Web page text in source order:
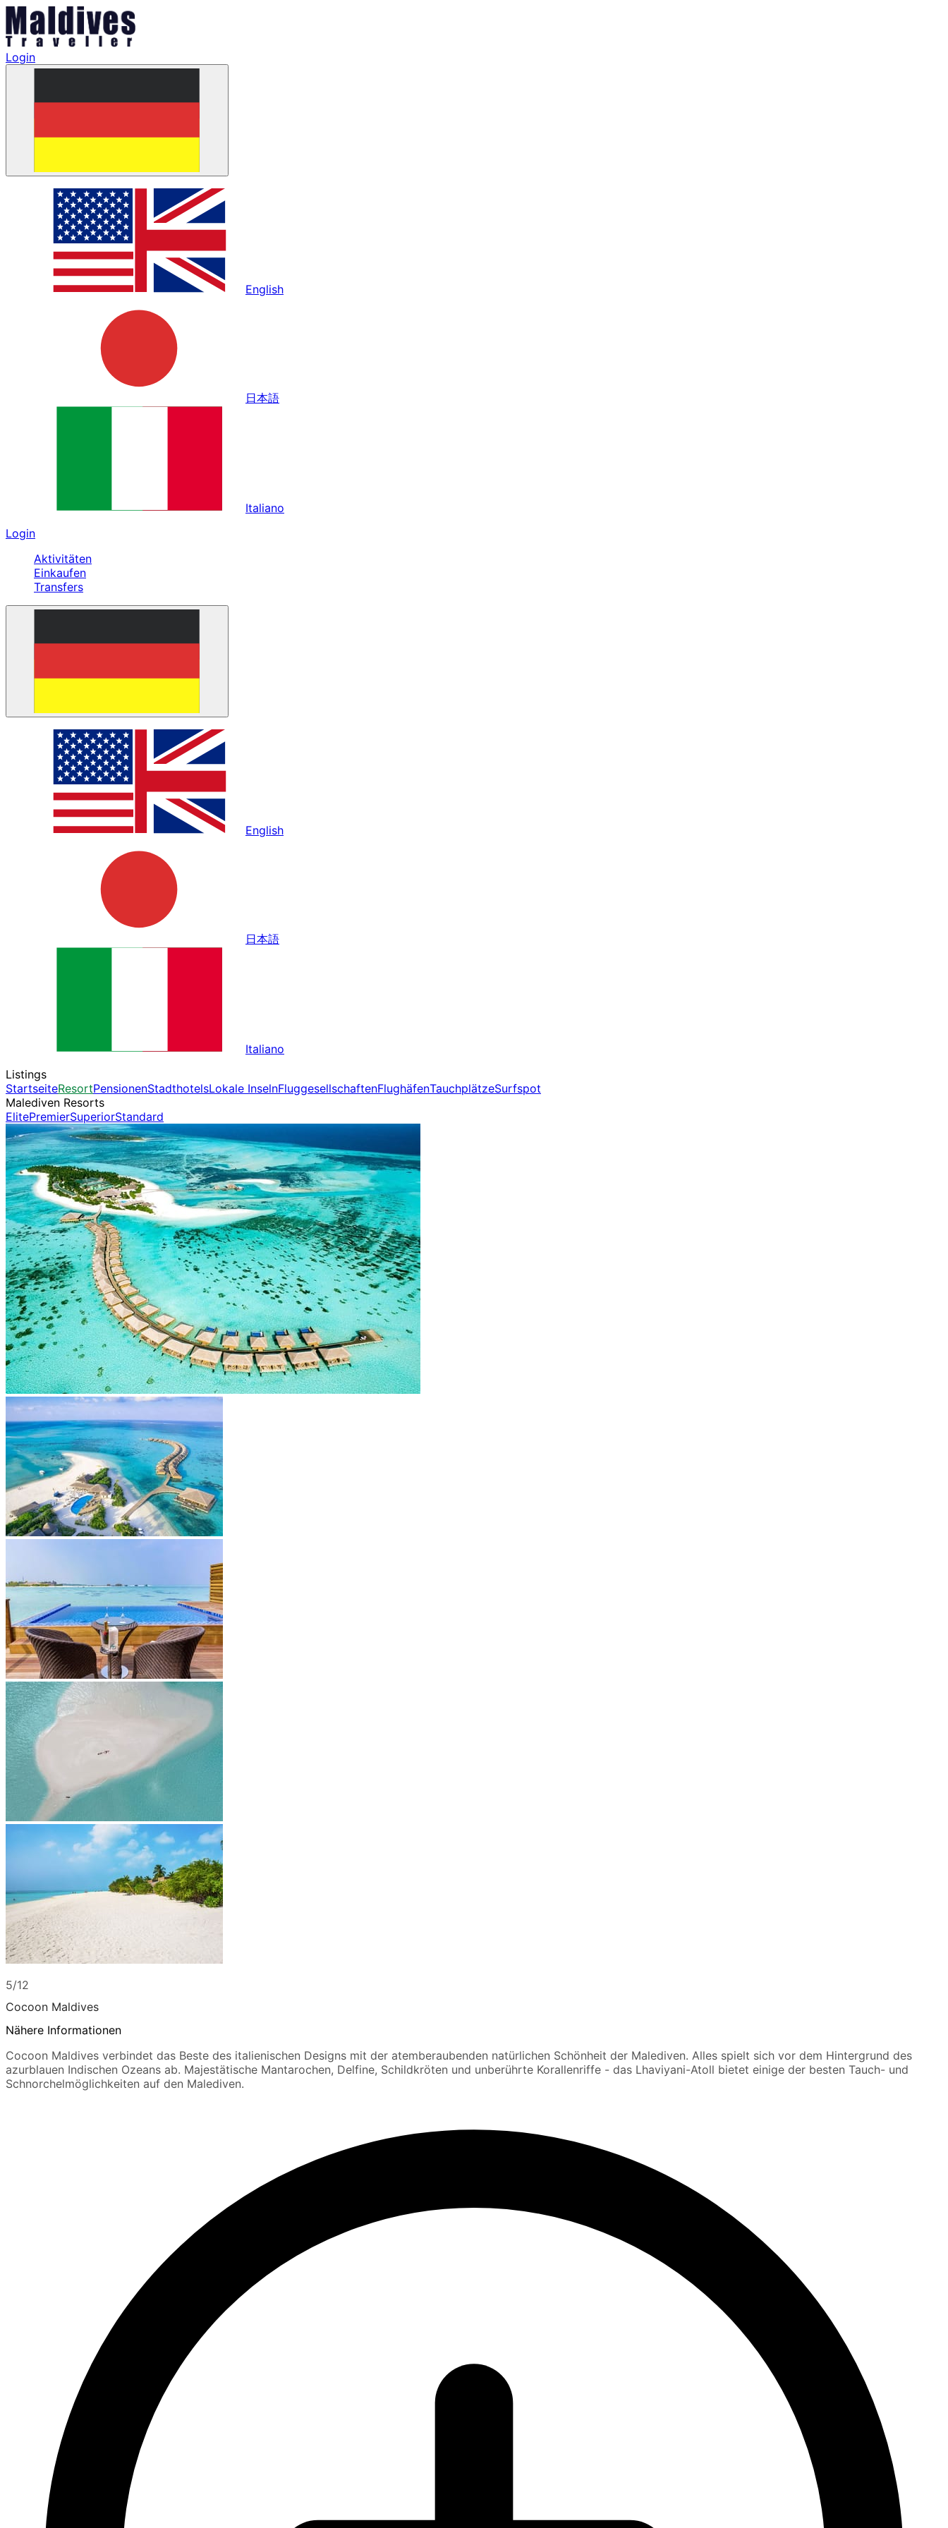
Login
English
日本語
Italiano
Login
Aktivitäten
Einkaufen
Transfers
English
日本語
Italiano
Listings
StartseiteResortPensionenStadthotelsLokale InselnFluggesellschaftenFlughäfenTauchplätzeSurfspot
Malediven Resorts
ElitePremierSuperiorStandard
5/12
Cocoon Maldives
Nähere Informationen
Cocoon Maldives verbindet das Beste des italienischen Designs mit der atemberaubenden natürlichen Schönheit der Malediven. Alles spielt sich vor dem Hintergrund des
azurblauen Indischen Ozeans ab. Majestätische Mantarochen, Delfine, Schildkröten und unberührte Korallenriffe - das Lhaviyani-Atoll bietet einige der besten Tauch- und
Schnorchelmöglichkeiten auf den Malediven.